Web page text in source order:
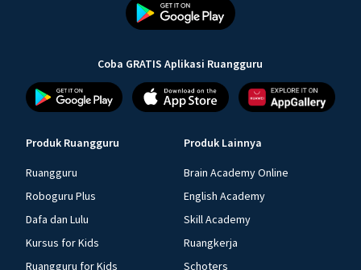
Coba GRATIS Aplikasi Ruangguru
Produk Ruangguru
Ruangguru
Roboguru Plus
Dafa dan Lulu
Kursus for Kids
Ruangguru for Kids
Produk Lainnya
Brain Academy Online
English Academy
Skill Academy
Ruangkerja
Schoters